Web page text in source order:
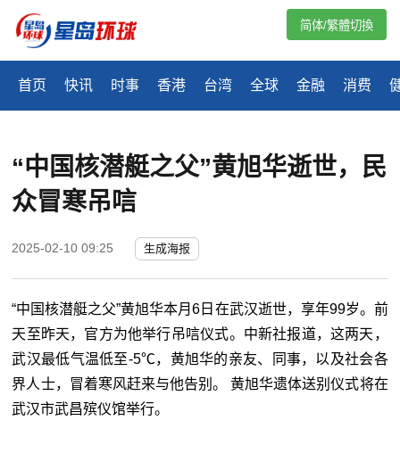
首页 快讯 时事 香港 台湾 全球 金融 消费
简体/繁體切換
“中国核潜艇之父”黄旭华逝世，民
众冒寒吊唁
2025-02-10 09:25 生成海报
“中国核潜艇之父”黄旭华本月6日在武汉逝世，享年99岁。前
天至昨天，官方为他举行吊唁仪式。中新社报道，这两天，
武汉最低气温低至-5℃，黄旭华的亲友、同事，以及社会各
界人士，冒着寒风赶来与他告别。 黄旭华遗体送别仪式将在
武汉市武昌殡仪馆举行。